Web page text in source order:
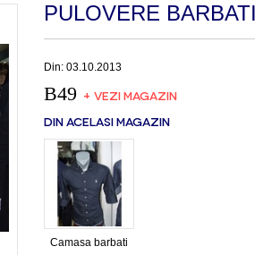
PULOVERE BARBATI
Din: 03.10.2013
B49 + VEZI MAGAZIN
DIN ACELASI MAGAZIN
Camasa barbati